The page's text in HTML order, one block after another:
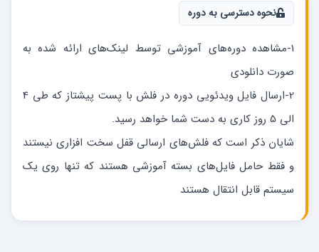
نحوه دسترسی به دوره
1-مشاهده دوره‌های آموزشی توسط لینک‌های ارائه شده به
صورت دانلودی
2-ارسال فایل ویدئویی دوره در فلش با پست پیشتاز که طی 4
الی 5 روز کاری به دست شما خواهد رسید.
شایان ذکر است که فلش‌های ارسالی قفل سخت افزاری نیستند
و فقط حامل فایل‌های بسته آموزشی هستند که تنها روی یک
سیستم قابل انتقال هستند